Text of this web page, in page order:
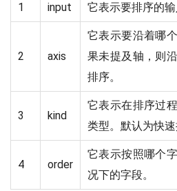
1 input 它表示要排序的输
2 axis
它表示要沿着哪
果未提及轴，则
排序。
3 kind
它表示在排序过
类型。默认为快速
4 order
它表示按照哪个
况下的字段。